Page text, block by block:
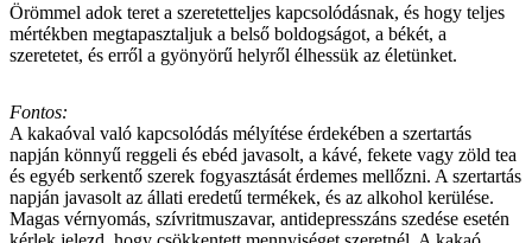
Örömmel adok teret a szeretetteljes kapcsolódásnak, és hogy teljes
mértékben megtapasztaljuk a belső boldogságot, a békét, a
szeretetet, és erről a gyönyörű helyről élhessük az életünket.
Fontos:
A kakaóval való kapcsolódás mélyítése érdekében a szertartás
napján könnyű reggeli és ebéd javasolt, a kávé, fekete vagy zöld tea
és egyéb serkentő szerek fogyasztását érdemes mellőzni. A szertartás
napján javasolt az állati eredetű termékek, és az alkohol kerülése.
Magas vérnyomás, szívritmuszavar, antidepresszáns szedése esetén